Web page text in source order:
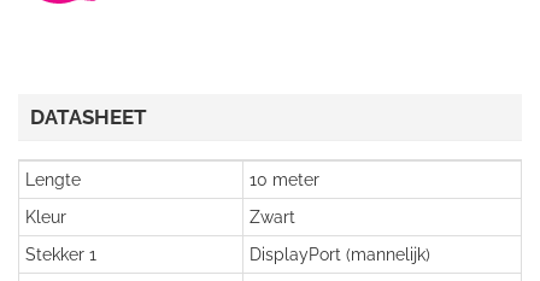
DATASHEET
Lengte
10 meter
Kleur
Zwart
Stekker 1
DisplayPort (mannelijk)